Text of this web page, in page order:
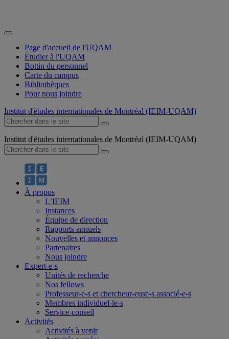
Page d'accueil de l'UQAM
Étudier à l'UQAM
Bottin du personnel
Carte du campus
Bibliothèques
Pour nous joindre
Institut d'études internationales de Montréal (IEIM-UQAM)
Institut d'études internationales de Montréal (IEIM-UQAM)
À propos
L’IEIM
Instances
Équipe de direction
Rapports annuels
Nouvelles et annonces
Partenaires
Nous joindre
Expert-e-s
Unités de recherche
Nos fellows
Professeur-e-s et chercheur-euse-s associé-e-s
Membres individuel-le-s
Service-conseil
Activités
Activités à venir